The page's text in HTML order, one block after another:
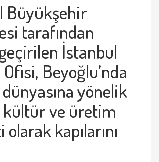
Büyükşehir
tarafından
İstanbul
Beyoğlu’nda
yönelik
ve üretim
kapılarını